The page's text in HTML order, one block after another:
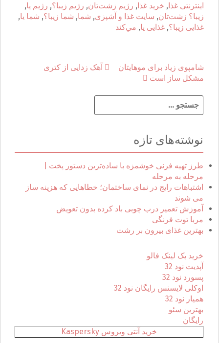
اینترنتی غذا, خرید غذا, رژیم زشت‌تان, رژیم زيبا؟, رژیم يا,
زيبا؟ زشت‌تان, سایت غذا و آشپزی, شما, شما زيبا؟, شما يا,
غذایی زيبا؟, غذایی يا, مي‌كند
P
o
s
t
n
a
v
i
g
a
t
i
o
n
آهک زدایی از کتری
شامپوی زیاد برای موهایتان
مشکل ساز است
س
و
ب
ر
ا
ی
:
نوشته‌های تازه
طرز تهیه فرنی خوشمزه با ساده‌ترین دستور پخت |
مرحله به مرحله
اشتباهات رایج در نمای ساختمان؛ خطاهایی که هزینه ساز
می شوند
آموزش تعمیر درب چوبی باد کرده بدون تعویض
مربا توت فرنگی
بهترین غذای بیرون بر رشت
خرید بک لینک فالو
آپدیت نود 32
پسورد نود 32
اوکلی لایسنس رایگان نود 32
همیار نود 32
بهترین سئو
رایگان
خرید آنتی ویروس Kaspersky